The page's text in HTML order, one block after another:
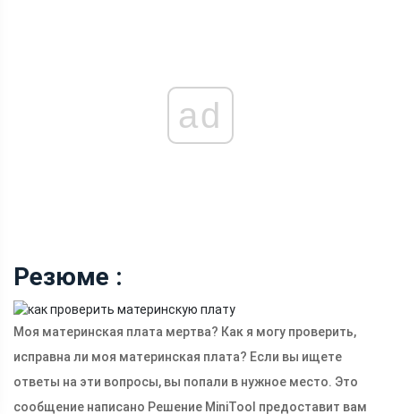
ad
Резюме :
Моя материнская плата мертва? Как я могу проверить,
исправна ли моя материнская плата? Если вы ищете
ответы на эти вопросы, вы попали в нужное место. Это
сообщение написано Решение MiniTool предоставит вам